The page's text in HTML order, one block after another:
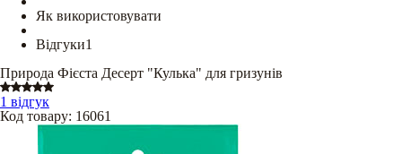
Як використовувати
Відгуки1
Природа Фієста Десерт "Кулька" для гризунів
1 відгук
Код товару: 16061